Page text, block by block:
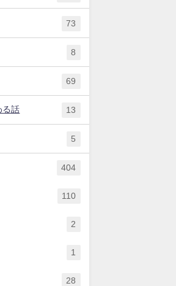
73
8
69
る話 13
5
404
110
2
1
28